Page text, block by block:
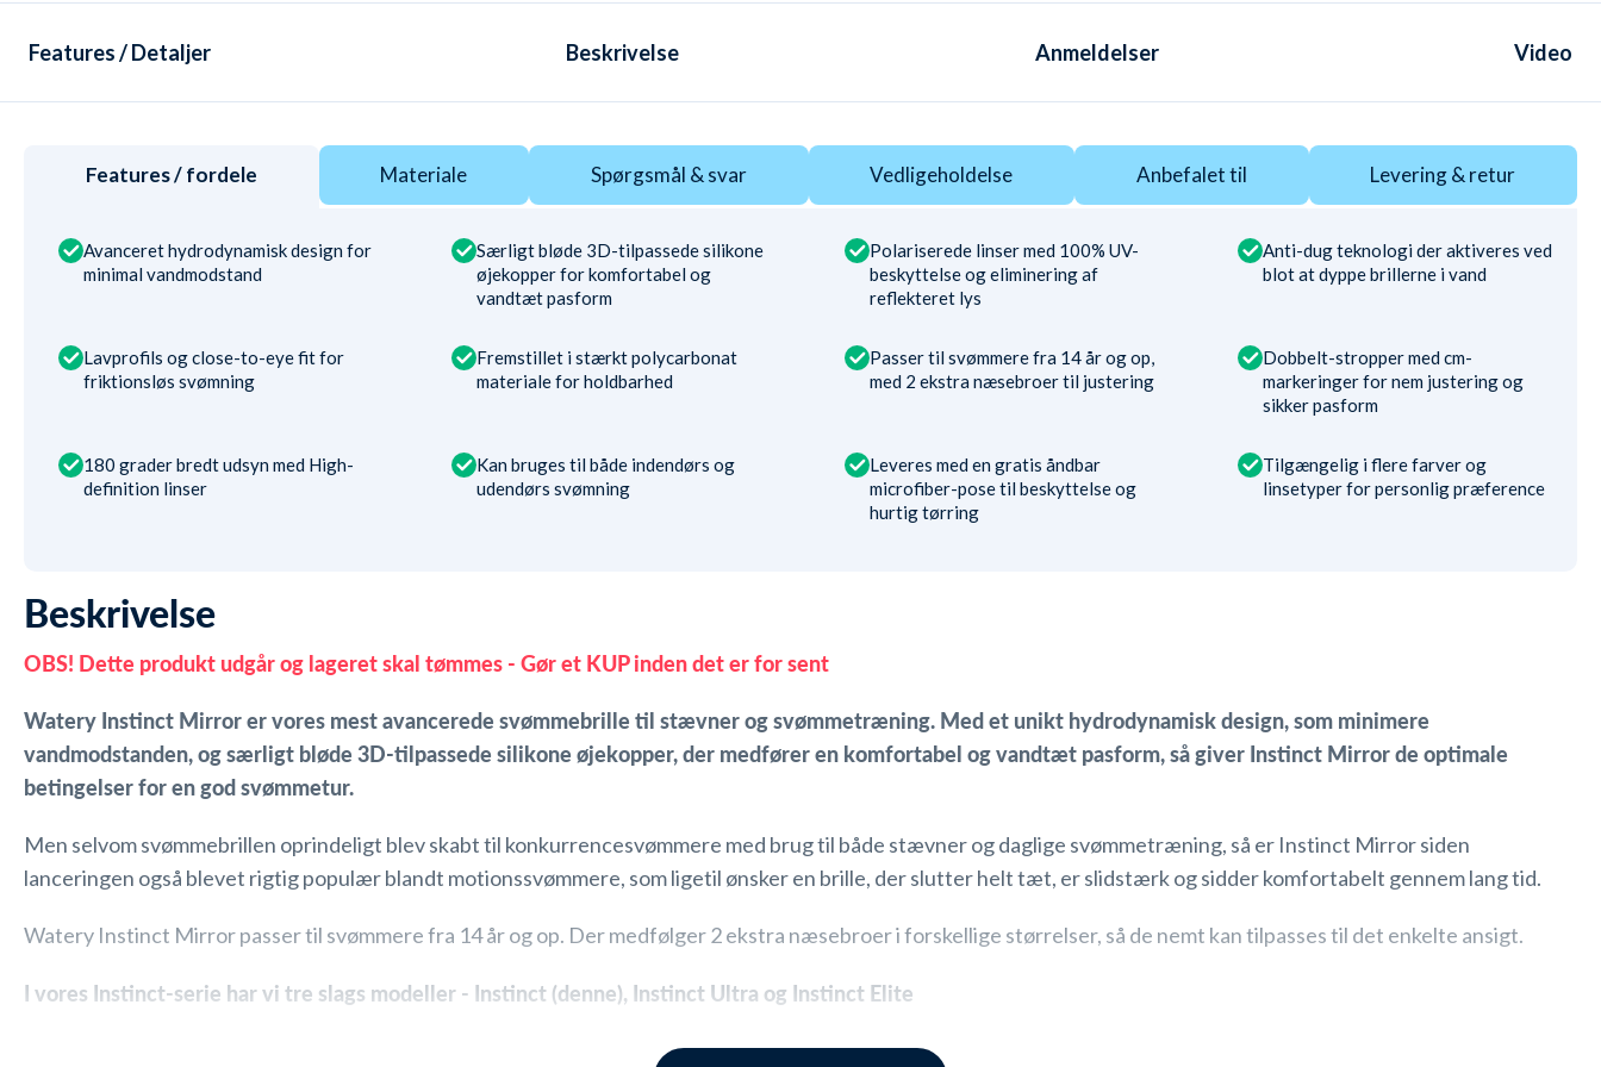
Features / Detaljer Beskrivelse Anmeldelser Video
Beskrivelse
OBS! Dette produkt udgår og lageret skal tømmes - Gør et KUP inden det er for sent
Watery Instinct Mirror er vores mest avancerede svømmebrille til stævner og svømmetræning. Med et unikt hydrodynamisk design, som minimere
vandmodstanden, og særligt bløde 3D-tilpassede silikone øjekopper, der medfører en komfortabel og vandtæt pasform, så giver Instinct Mirror de optimale
betingelser for en god svømmetur.
Men selvom svømmebrillen oprindeligt blev skabt til konkurrencesvømmere med brug til både stævner og daglige svømmetræning, så er Instinct Mirror siden
lanceringen også blevet rigtig populær blandt motionssvømmere, som ligetil ønsker en brille, der slutter helt tæt, er slidstærk og sidder komfortabelt gennem lang tid.
Watery Instinct Mirror passer til svømmere fra 14 år og op. Der medfølger 2 ekstra næsebroer i forskellige størrelser, så de nemt kan tilpasses til det enkelte ansigt.
I vores Instinct-serie har vi tre slags modeller - Instinct (denne), Instinct Ultra og Instinct Elite
De har alle tre de samme funktioner, opbygning og avancerede teknologi i sig. Den eneste forskel imellem dem er blot længden på støtte-remmene på hver side af
Features / fordele
Avanceret hydrodynamisk design for
minimal vandmodstand
Særligt bløde 3D-tilpassede silikone
øjekopper for komfortabel og
vandtæt pasform
Polariserede linser med 100% UV-
beskyttelse og eliminering af
reflekteret lys
Anti-dug teknologi der aktiveres ved
blot at dyppe brillerne i vand
Lavprofils og close-to-eye fit for
friktionsløs svømning
Fremstillet i stærkt polycarbonat
materiale for holdbarhed
Passer til svømmere fra 14 år og op,
med 2 ekstra næsebroer til justering
Dobbelt-stropper med cm-
markeringer for nem justering og
sikker pasform
180 grader bredt udsyn med High-
definition linser
Kan bruges til både indendørs og
udendørs svømning
Leveres med en gratis åndbar
microfiber-pose til beskyttelse og
hurtig tørring
Tilgængelig i flere farver og
linsetyper for personlig præference
Materiale Spørgsmål & svar Vedligeholdelse Anbefalet til Levering & retur